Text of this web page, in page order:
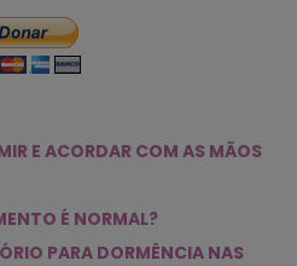
E ACORDAR COM AS MÃOS
É NORMAL?
PARA DORMÊNCIA NAS